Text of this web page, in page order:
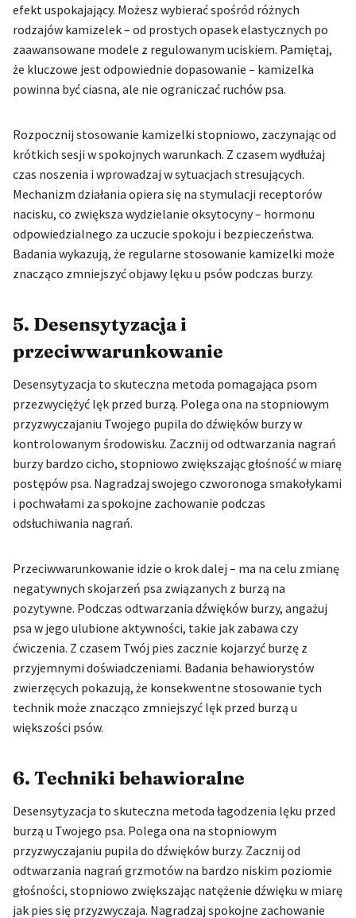
efekt uspokajający. Możesz wybierać spośród różnych
rodzajów kamizelek – od prostych opasek elastycznych po
zaawansowane modele z regulowanym uciskiem. Pamiętaj,
że kluczowe jest odpowiednie dopasowanie – kamizelka
powinna być ciasna, ale nie ograniczać ruchów psa.
Rozpocznij stosowanie kamizelki stopniowo, zaczynając od
krótkich sesji w spokojnych warunkach. Z czasem wydłużaj
czas noszenia i wprowadzaj w sytuacjach stresujących.
Mechanizm działania opiera się na stymulacji receptorów
nacisku, co zwiększa wydzielanie oksytocyny – hormonu
odpowiedzialnego za uczucie spokoju i bezpieczeństwa.
Badania wykazują, że regularne stosowanie kamizelki może
znacząco zmniejszyć objawy lęku u psów podczas burzy.
5. Desensytyzacja i
przeciwwarunkowanie
Desensytyzacja to skuteczna metoda pomagająca psom
przezwyciężyć lęk przed burzą. Polega ona na stopniowym
przyzwyczajaniu Twojego pupila do dźwięków burzy w
kontrolowanym środowisku. Zacznij od odtwarzania nagrań
burzy bardzo cicho, stopniowo zwiększając głośność w miarę
postępów psa. Nagradzaj swojego czworonoga smakołykami
i pochwałami za spokojne zachowanie podczas
odsłuchiwania nagrań.
Przeciwwarunkowanie idzie o krok dalej – ma na celu zmianę
negatywnych skojarzeń psa związanych z burzą na
pozytywne. Podczas odtwarzania dźwięków burzy, angażuj
psa w jego ulubione aktywności, takie jak zabawa czy
ćwiczenia. Z czasem Twój pies zacznie kojarzyć burzę z
przyjemnymi doświadczeniami. Badania behawiorystów
zwierzęcych pokazują, że konsekwentne stosowanie tych
technik może znacząco zmniejszyć lęk przed burzą u
większości psów.
6. Techniki behawioralne
Desensytyzacja to skuteczna metoda łagodzenia lęku przed
burzą u Twojego psa. Polega ona na stopniowym
przyzwyczajaniu pupila do dźwięków burzy. Zacznij od
odtwarzania nagrań grzmotów na bardzo niskim poziomie
głośności, stopniowo zwiększając natężenie dźwięku w miarę
jak pies się przyzwyczaja. Nagradzaj spokojne zachowanie